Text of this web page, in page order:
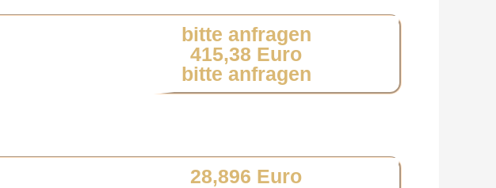
bitte anfragen
415,38 Euro
bitte anfragen
28,896 Euro